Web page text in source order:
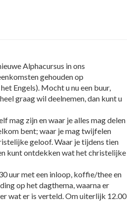
Alphacursus in ons
gehouden op
Engels). Mocht u nu een buur,
graag wil deelnemen, dan kunt u
mag zijn en waar je alles mag delen
bent; waar je mag twijfelen
geloof. Waar je tijdens tien
kunt ontdekken wat het christelijke
uur met een inloop, koffie/thee en
op het dagthema, waarna er
wat er is verteld. Om uiterlijk 12.00